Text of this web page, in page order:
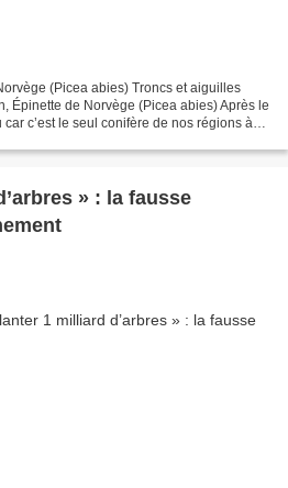
(Picea abies) Troncs et aiguilles
Épinette de Norvège (Picea abies) Après le
c’est le seul conifère de nos régions à
» : la fausse